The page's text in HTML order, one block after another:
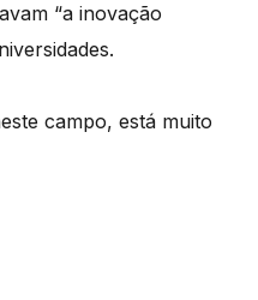
“a inovação
campo, está muito